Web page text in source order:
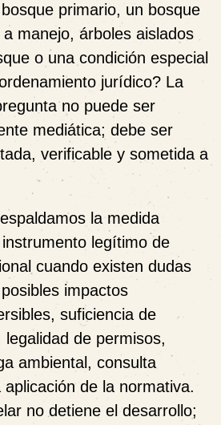
primario, un bosque
manejo, árboles aislados
o una condición especial
jurídico? La
no puede ser
mediática; debe ser
verificable y sometida a
la medida
legítimo de
cuando existen dudas
impactos
suficiencia de
de permisos,
ambiental, consulta
de la normativa.
no detiene el desarrollo;